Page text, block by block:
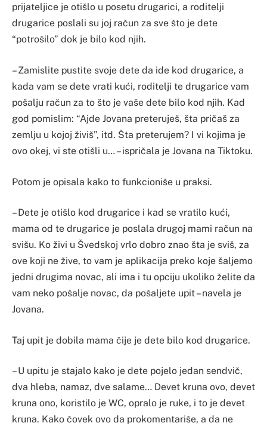
prijateljice je otišlo u posetu drugarici, a roditelji
drugarice poslali su joj račun za sve što je dete
“potrošilo” dok je bilo kod njih.
– Zamislite pustite svoje dete da ide kod drugarice, a
kada vam se dete vrati kući, roditelji te drugarice vam
pošalju račun za to što je vaše dete bilo kod njih. Kad
god pomislim: “Ajde Jovana preteruješ, šta pričaš za
zemlju u kojoj živiš”, itd. Šta preterujem? I vi kojima je
ovo okej, vi ste otišli u… – ispričala je Jovana na Tiktoku.
Potom je opisala kako to funkcioniše u praksi.
– Dete je otišlo kod drugarice i kad se vratilo kući,
mama od te drugarice je poslala drugoj mami račun na
svišu. Ko živi u Švedskoj vrlo dobro znao šta je sviš, za
ove koji ne žive, to vam je aplikacija preko koje šaljemo
jedni drugima novac, ali ima i tu opciju ukoliko želite da
vam neko pošalje novac, da pošaljete upit – navela je
Jovana.
Taj upit je dobila mama čije je dete bilo kod drugarice.
– U upitu je stajalo kako je dete pojelo jedan sendvič,
dva hleba, namaz, dve salame… Devet kruna ovo, devet
kruna ono, koristilo je WC, opralo je ruke, i to je devet
kruna. Kako čovek ovo da prokomentariše, a da ne